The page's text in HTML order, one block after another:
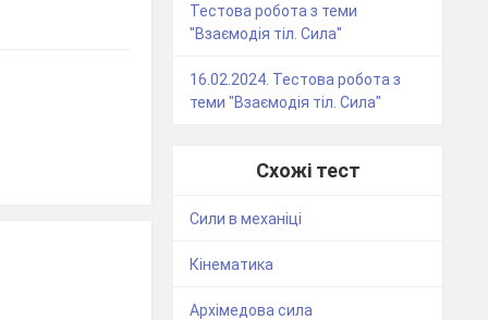
Тестова робота з теми
"Взаємодія тіл. Сила"
16.02.2024. Тестова робота з
теми "Взаємодія тіл. Сила"
Схожі тест
Сили в механіці
Кінематика
Архімедова сила